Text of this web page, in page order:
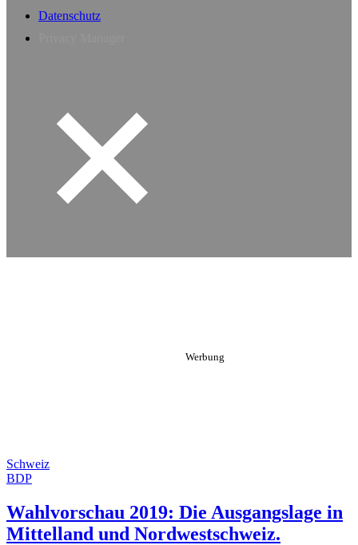
Datenschutz
Schweiz
BDP
Wahlvorschau 2019: Die Ausgangslage in
Mittelland und Nordwestschweiz.